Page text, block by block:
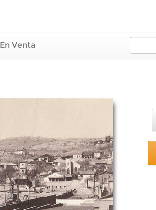
En Venta